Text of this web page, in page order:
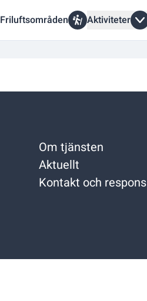
Friluftsområden Aktiviteter
Om tjänsten
Aktuellt
Kontakt och respons